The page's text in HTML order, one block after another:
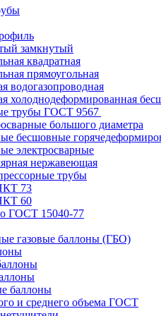
замкнутый
квадратная
прямоугольная
водогазопроводная
холоднодеформированная
трубы ГОСТ 9567
большого диаметра
бесшовные
электросварные
нержавеющая
трубы
73
60
ГОСТ 15040-77
газовые баллоны (ГБО)
баллоны
и среднего объема ГОСТ